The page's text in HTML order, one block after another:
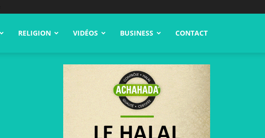
RELIGION VIDÉOS BUSINESS CONTACT